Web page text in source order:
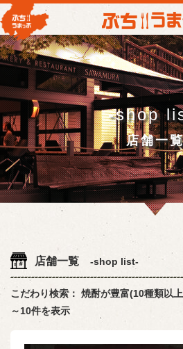
-shop
店舗一
店舗一覧 -shop list-
こだわり検索： 焼酎が豊富(10種類以
～10件を表示